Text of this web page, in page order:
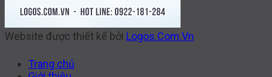
Website được thiết kế bởi Logos.Com.Vn
Trang chủ